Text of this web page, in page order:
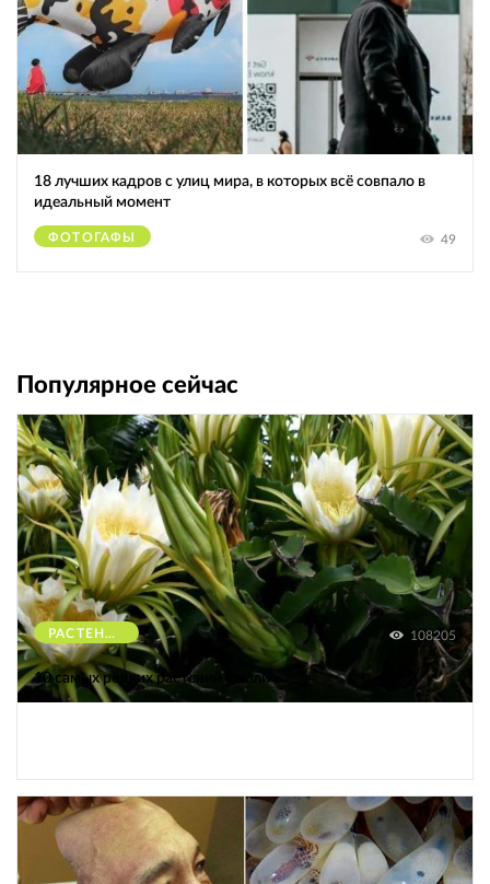
18 лучших кадров с улиц мира, в которых всё совпало в
идеальный момент
ФОТОГАФЫ 49
Популярное сейчас
РАСТЕНИЯ 108205
10 самых редких растений Земли